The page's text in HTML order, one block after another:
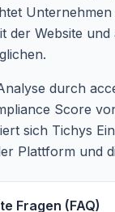
der Website
durch
Score
sich Tichys
Plattform und
Fragen (FAQ)